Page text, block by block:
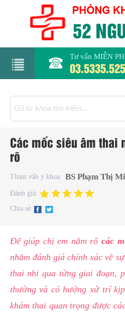
Tư vấn MIỄN
Các mốc siêu âm thai
rõ
Tham vấn y khoa: BS Phạm Thị
Đánh giá:
Chia sẻ:
Để giúp chị em nắm rõ các
nhằm đánh giá chính xác về
thai nhi qua từng giai đoạn,
thường và có hướng xử trí
khám thai quan trọng được